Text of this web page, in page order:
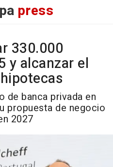
press
330.000
y alcanzar el
de banca privada en
propuesta de negocio
2027